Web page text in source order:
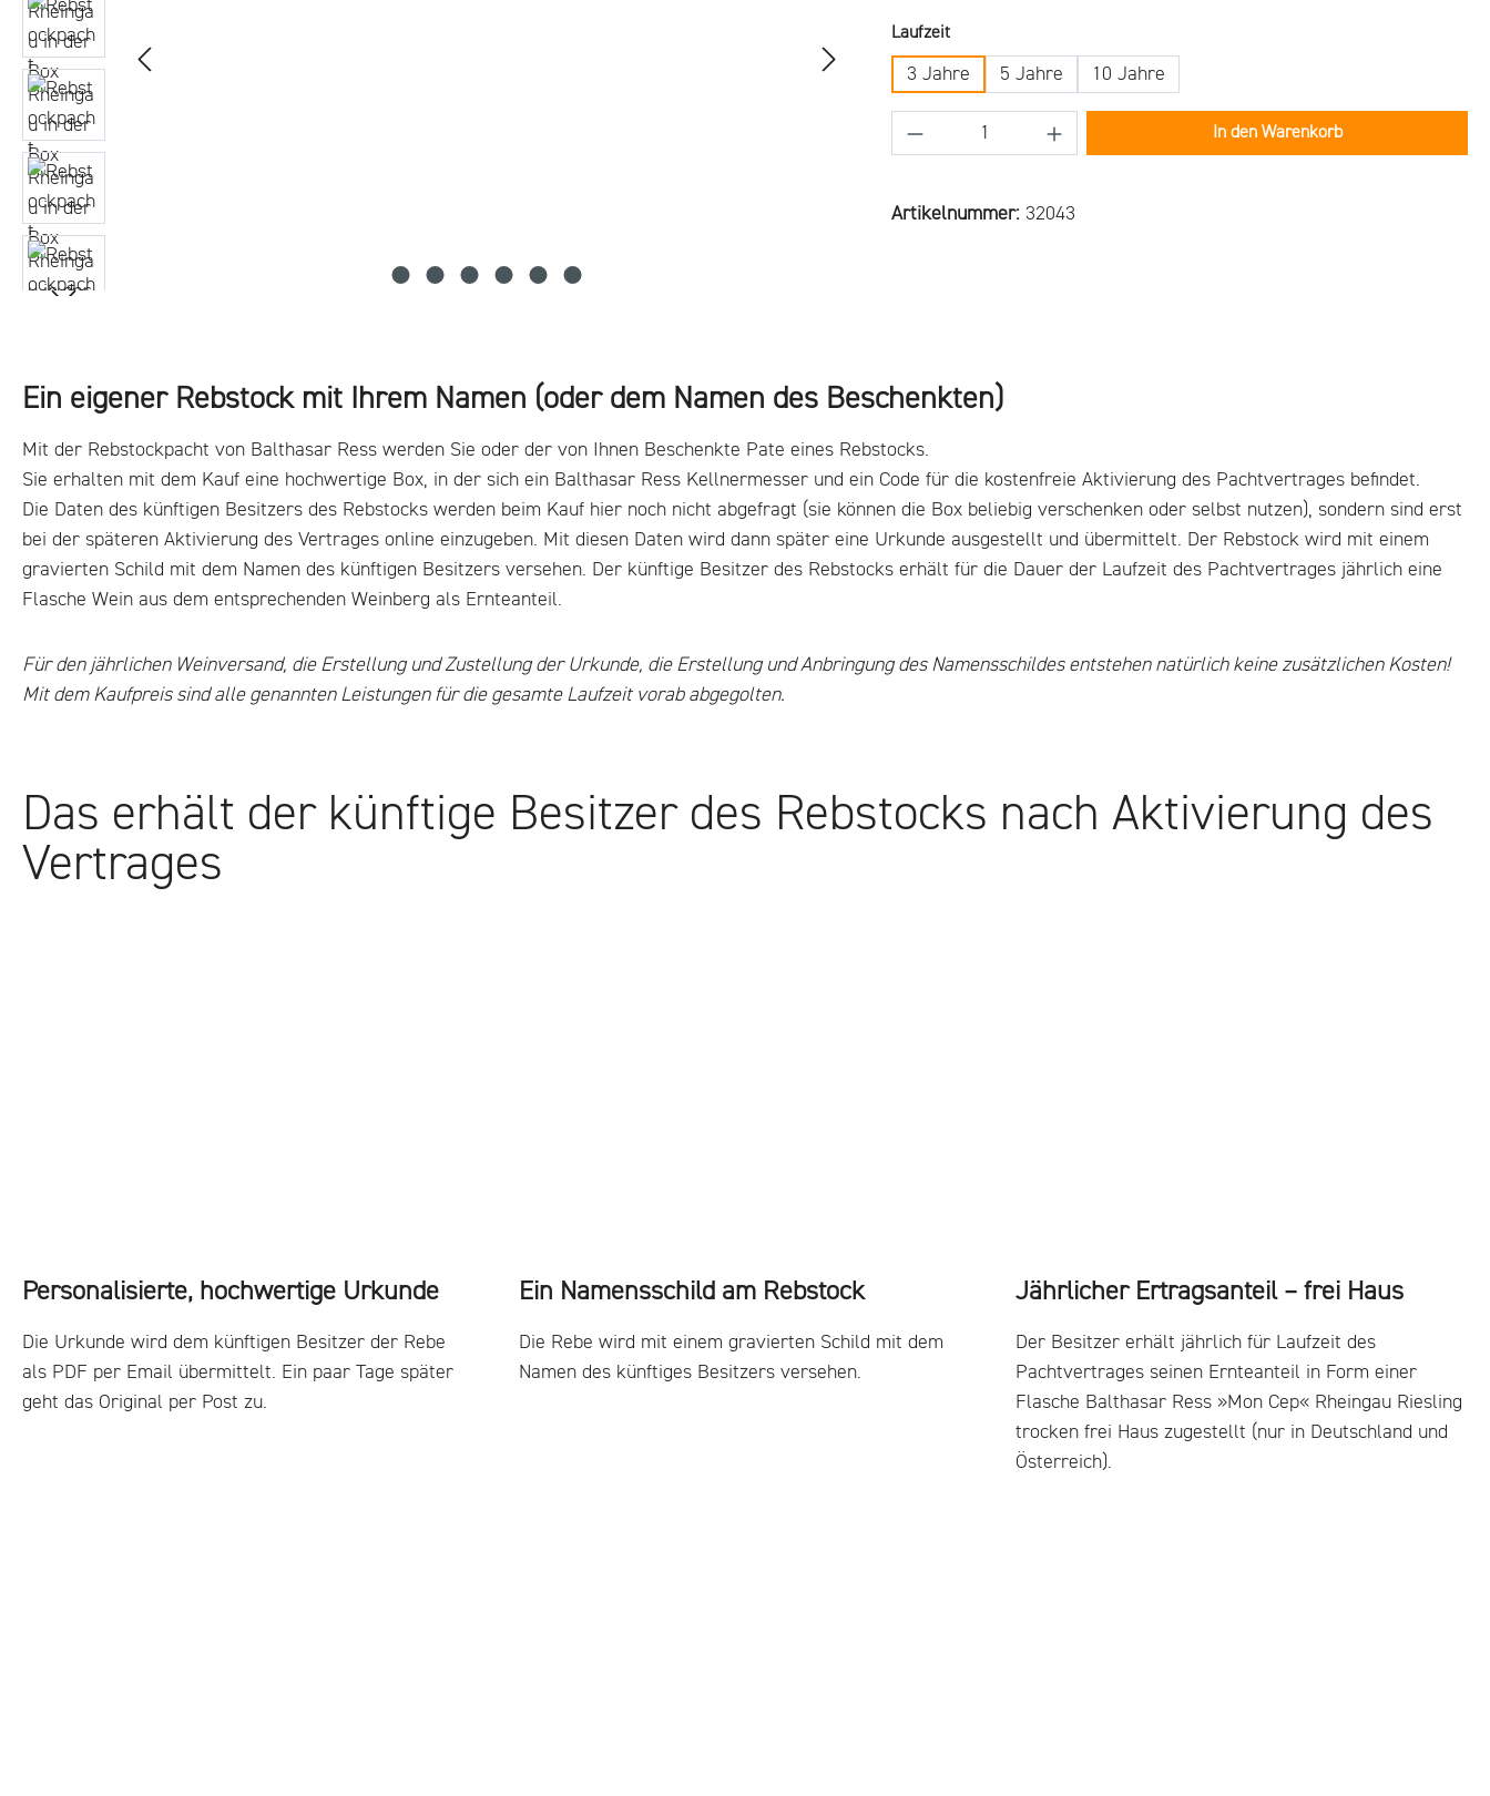
Laufzeitauswählen
3 Jahre 5 Jahre 10 Jahre
Produkt Anzahl: Gib den gewünschten Wert ein
In den Warenkorb
Artikelnummer: 32043
Ein eigener Rebstock mit Ihrem Namen (oder dem Namen des Beschenkten)
Mit der Rebstockpacht von Balthasar Ress werden Sie oder der von Ihnen Beschenkte Pate eines Rebstocks.
Sie erhalten mit dem Kauf eine hochwertige Box, in der sich ein Balthasar Ress Kellnermesser und ein Code für die kostenfreie Aktivierung des Pachtvertrages befindet.
Die Daten des künftigen Besitzers des Rebstocks werden beim Kauf hier noch nicht abgefragt (sie können die Box beliebig verschenken oder selbst nutzen), sondern sind erst
bei der späteren Aktivierung des Vertrages online einzugeben. Mit diesen Daten wird dann später eine Urkunde ausgestellt und übermittelt. Der Rebstock wird mit einem
gravierten Schild mit dem Namen des künftigen Besitzers versehen. Der künftige Besitzer des Rebstocks erhält für die Dauer der Laufzeit des Pachtvertrages jährlich eine
Flasche Wein aus dem entsprechenden Weinberg als Ernteanteil.
Für den jährlichen Weinversand, die Erstellung und Zustellung der Urkunde, die Erstellung und Anbringung des Namensschildes entstehen natürlich keine zusätzlichen Kosten!
Mit dem Kaufpreis sind alle genannten Leistungen für die gesamte Laufzeit vorab abgegolten.
Das erhält der künftige Besitzer des Rebstocks nach Aktivierung des
Vertrages
Personalisierte, hochwertige Urkunde
Die Urkunde wird dem künftigen Besitzer der Rebe
als PDF per Email übermittelt. Ein paar Tage später
geht das Original per Post zu.
Ein Namensschild am Rebstock
Die Rebe wird mit einem gravierten Schild mit dem
Namen des künftiges Besitzers versehen.
Jährlicher Ertragsanteil – frei Haus
Der Besitzer erhält jährlich für Laufzeit des
Pachtvertrages seinen Ernteanteil in Form einer
Flasche Balthasar Ress »Mon Cep« Rheingau Riesling
trocken frei Haus zugestellt (nur in Deutschland und
Österreich).